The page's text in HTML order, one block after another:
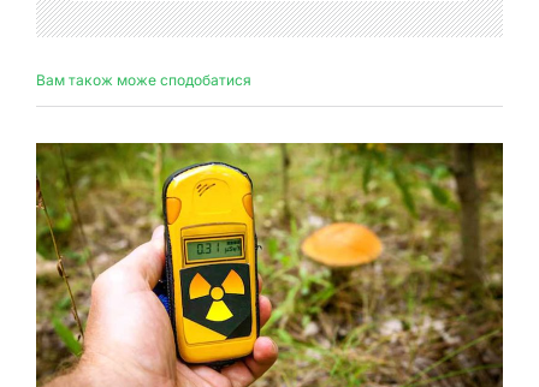
Вам також може сподобатися